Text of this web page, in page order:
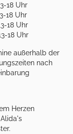
18 Uhr
18 Uhr
18 Uhr
18 Uhr
außerhalb der
nach
Herzen